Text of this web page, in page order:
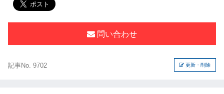
問い合わせ
記事No. 9702 更新・削除